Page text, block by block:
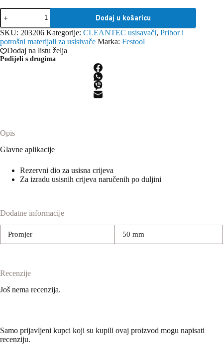
Festool
Adapter
D
50
DAG-
AS-
GQ/CT
Dodaj u košaricu
SKU: 203206 Kategorije: CLEANTEC usisavači, Pribor i
potrošni materijali za usisivače Marka: Festool
Dodaj na listu želja
Podijeli s drugima
Opis
Glavne aplikacije
Rezervni dio za usisna crijeva
Za izradu usisnih crijeva naručenih po duljini
Dodatne informacije
Promjer 50 mm
Recenzije
Još nema recenzija.
Samo prijavljeni kupci koji su kupili ovaj proizvod mogu napisati
recenziju.